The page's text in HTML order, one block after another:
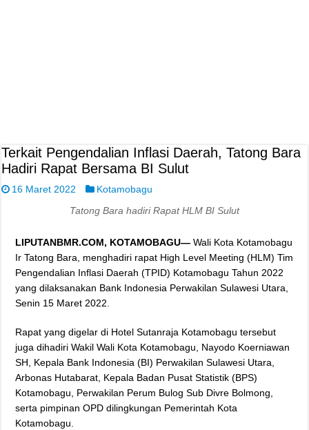
Terkait Pengendalian Inflasi Daerah, Tatong Bara
Hadiri Rapat Bersama BI Sulut
16 Maret 2022
Kotamobagu
Tatong Bara hadiri Rapat HLM BI Sulut
LIPUTANBMR.COM, KOTAMOBAGU—Wali Kota Kotamobagu
Ir Tatong Bara, menghadiri rapat High Level Meeting (HLM) Tim
Pengendalian Inflasi Daerah (TPID) Kotamobagu Tahun 2022
yang dilaksanakan Bank Indonesia Perwakilan Sulawesi Utara,
Senin 15 Maret 2022.
Rapat yang digelar di Hotel Sutanraja Kotamobagu tersebut
juga dihadiri Wakil Wali Kota Kotamobagu, Nayodo Koerniawan
SH, Kepala Bank Indonesia (BI) Perwakilan Sulawesi Utara,
Arbonas Hutabarat, Kepala Badan Pusat Statistik (BPS)
Kotamobagu, Perwakilan Perum Bulog Sub Divre Bolmong,
serta pimpinan OPD dilingkungan Pemerintah Kota
Kotamobagu.